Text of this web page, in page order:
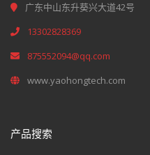
广东中山东升葵兴大道42号
13302828369
875552094@qq.com
www.yaohongtech.com
产品搜索